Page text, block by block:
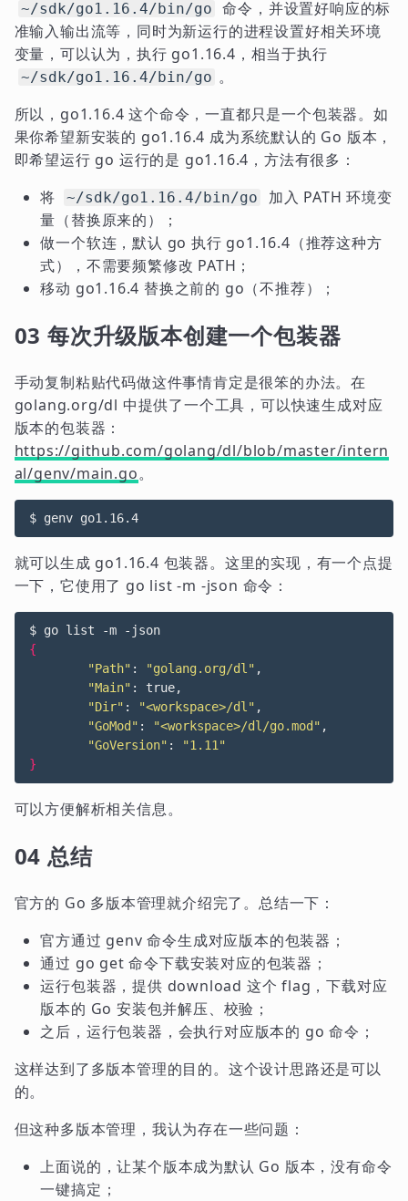
~/sdk/go1.16.4/bin/go
命令，并设置好响应的标
准输入输出流等，同时为新运行的进程设置好相关环境
变量，可以认为，执行 go1.16.4，相当于执行
~/sdk/go1.16.4/bin/go 。
所以，go1.16.4 这个命令，一直都只是一个包装器。如
果你希望新安装的 go1.16.4 成为系统默认的 Go 版本，
即希望运行 go 运行的是 go1.16.4，方法有很多：
将
~/sdk/go1.16.4/bin/go
加入 PATH 环境变
量（替换原来的）；
做一个软连，默认 go 执行 go1.16.4（推荐这种方
式），不需要频繁修改 PATH；
移动 go1.16.4 替换之前的 go（不推荐）；
03 每次升级版本创建一个包装器
手动复制粘贴代码做这件事情肯定是很笨的办法。在
golang.org/dl 中提供了一个工具，可以快速生成对应
版本的包装器：
https://github.com/golang/dl/blob/master/intern
al/genv/main.go。
$ genv go1.16.4
就可以生成 go1.16.4 包装器。这里的实现，有一个点提
一下，它使用了 go list -m -json 命令：
$ go list -m -json
{
"Path" : "golang.org/dl" ,
"Main" : true,
"Dir" : "<workspace>/dl" ,
"GoMod" : "<workspace>/dl/go.mod" ,
"GoVersion" :
"1.11"
}
可以方便解析相关信息。
04 总结
官方的 Go 多版本管理就介绍完了。总结一下：
官方通过 genv 命令生成对应版本的包装器；
通过 go get 命令下载安装对应的包装器；
运行包装器，提供 download 这个 flag，下载对应
版本的 Go 安装包并解压、校验；
之后，运行包装器，会执行对应版本的 go 命令；
这样达到了多版本管理的目的。这个设计思路还是可以
的。
但这种多版本管理，我认为存在一些问题：
上面说的，让某个版本成为默认 Go 版本，没有命令
一键搞定；